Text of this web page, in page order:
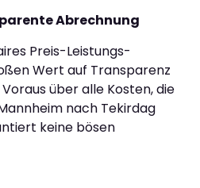
Abrechnung
Preis-Leistungs-
Wert auf Transparenz
über alle Kosten, die
nach Tekirdag
keine bösen